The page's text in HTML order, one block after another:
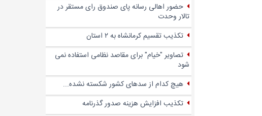
حضور اهالی رسانه پای صندوق‌ رای مستقر در
تالار وحدت
تکذیب تقسیم کرمانشاه به ۲ استان
تصاویر "خیام" برای مقاصد نظامی استفاده نمی
شود
هیچ کدام از سدهای کشور شکسته نشده...
تکذیب افزایش هزینه صدور گذرنامه